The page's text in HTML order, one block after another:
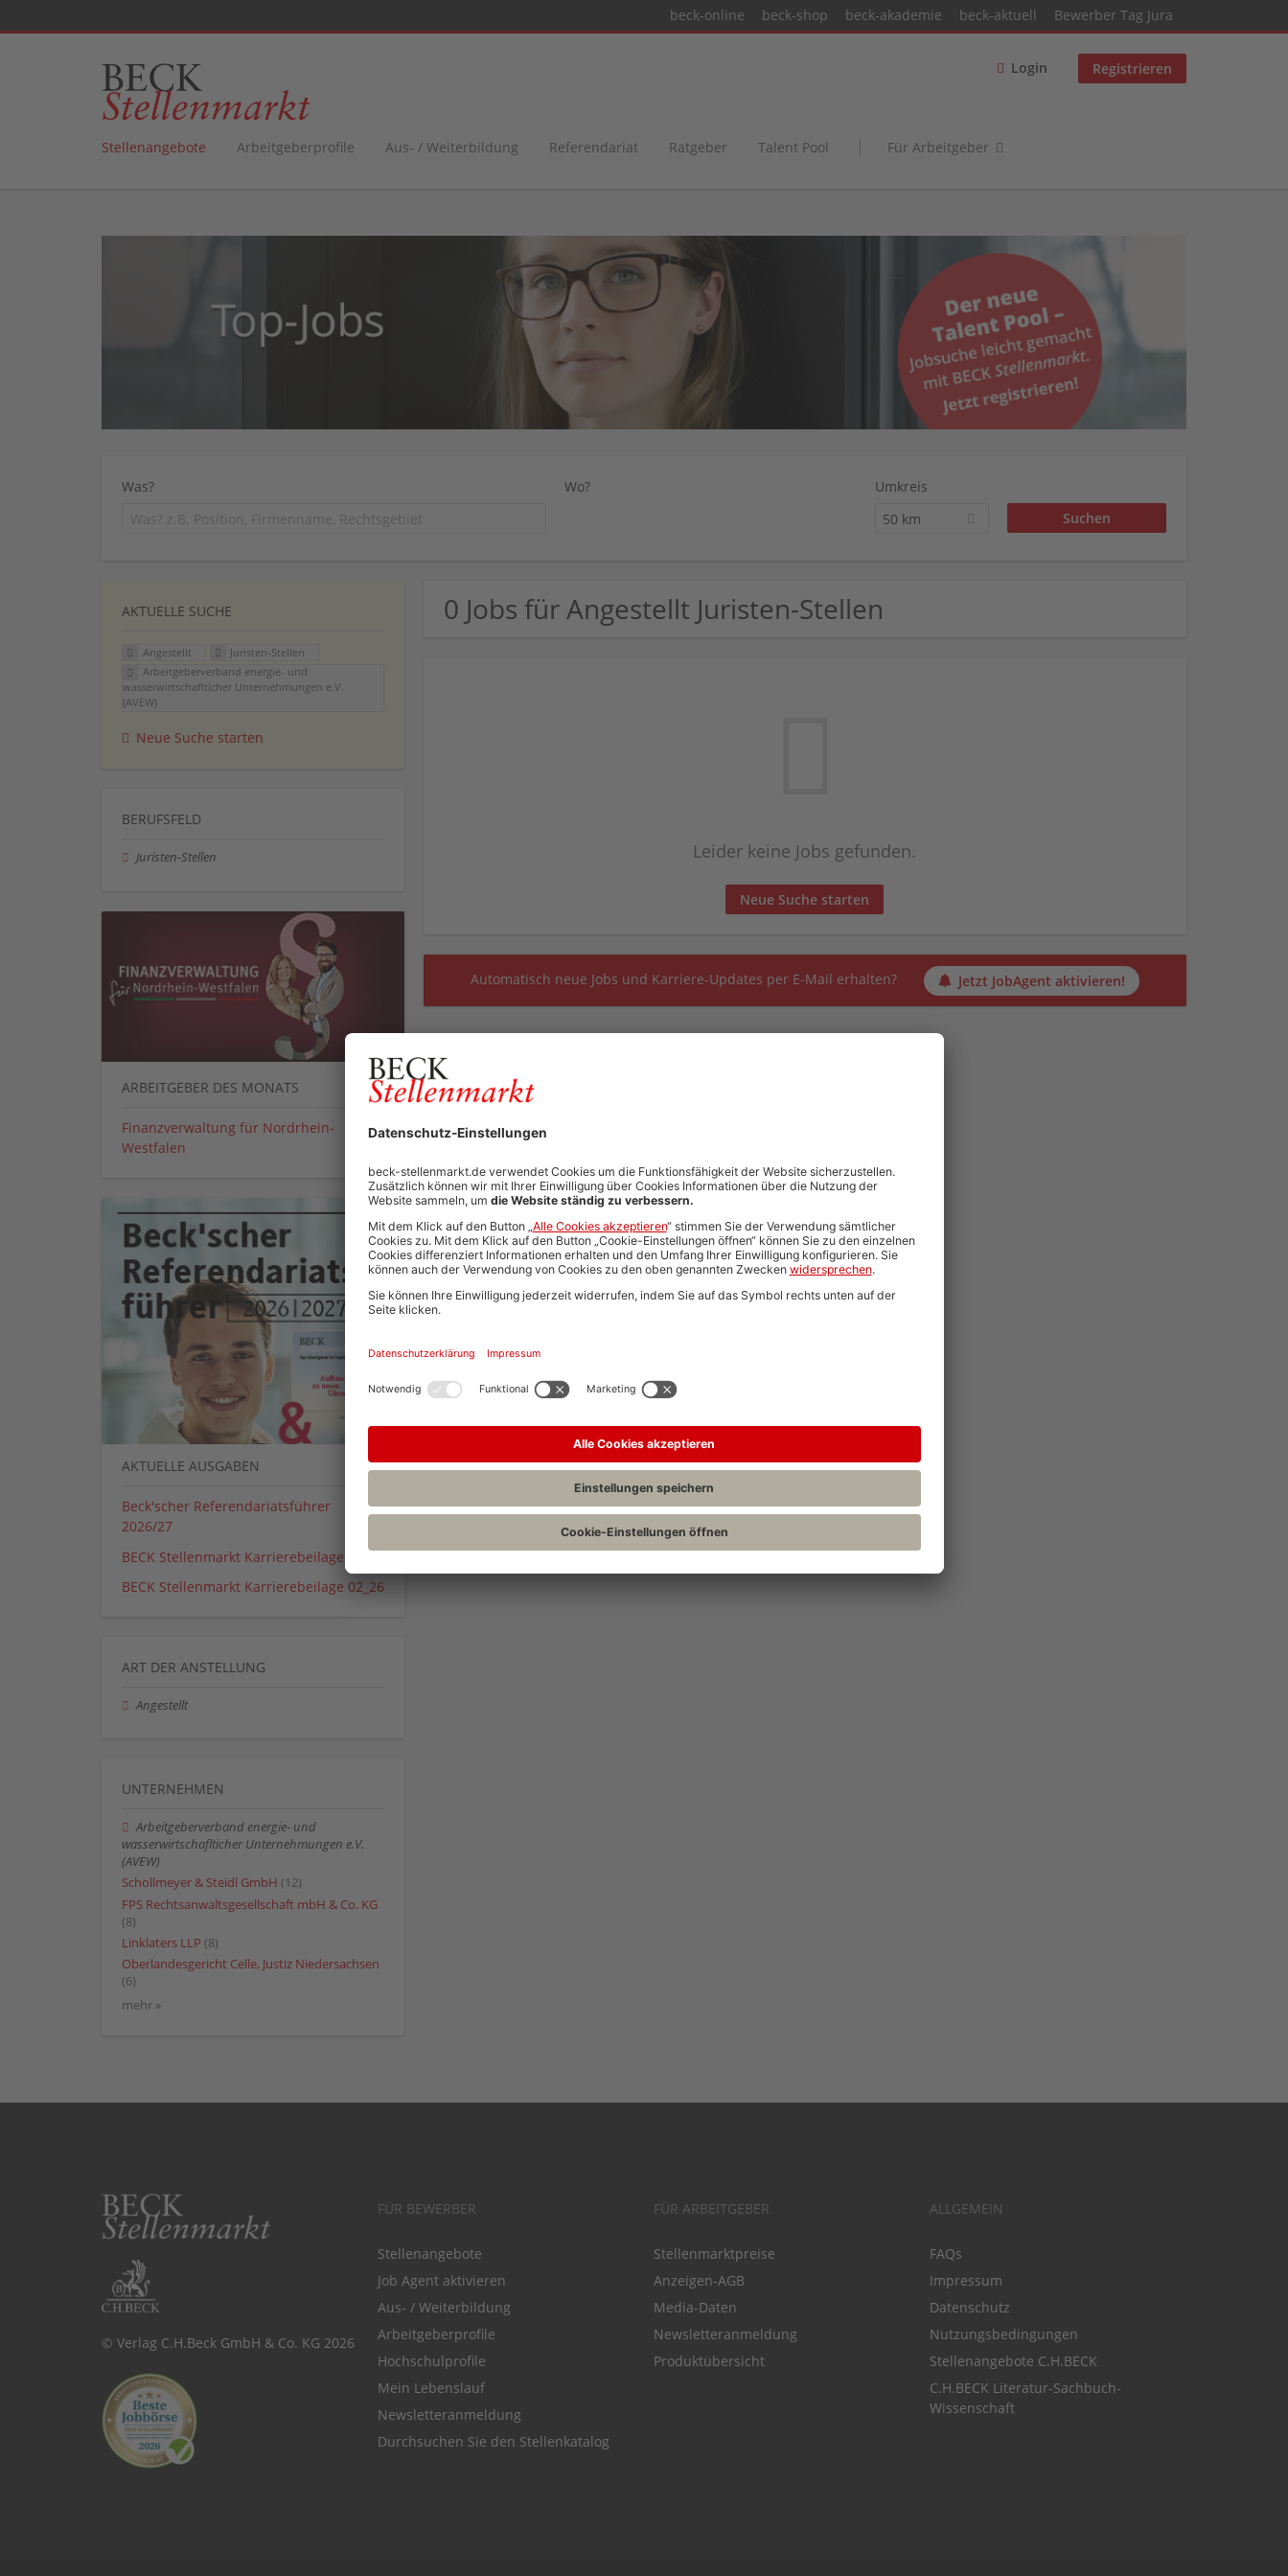
beck-online beck-shop beck-akademie beck-aktuell Bewerber Tag Jura
Login Registrieren
Stellenangebote Arbeitgeberprofile Aus- / Weiterbildung Referendariat Ratgeber Talent Pool Für Arbeitgeber
Was? Wo?
Umkreis
50 km
0 Jobs für Angestellt Juristen-Stellen
Leider keine Jobs gefunden.
Neue Suche starten
Automatisch neue Jobs und Karriere-Updates per E-Mail erhalten? Jetzt JobAgent aktivieren!
AKTUELLE SUCHE
Angestellt
Juristen-Stellen
Arbeitgeberverband energie- und
wasserwirtschaflticher Unternehmungen e.V.
(AVEW)
Neue Suche starten
BERUFSFELD
Juristen-Stellen
ARBEITGEBER DES MONATS
Finanzverwaltung für Nordrhein-
Westfalen
AKTUELLE AUSGABEN
Beck'scher Referendariatsführer
2026/27
BECK Stellenmarkt Karrierebeilage 01_26
BECK Stellenmarkt Karrierebeilage 02_26
ART DER ANSTELLUNG
Angestellt
UNTERNEHMEN
Arbeitgeberverband energie- und
wasserwirtschaflticher Unternehmungen e.V.
(AVEW)
Schollmeyer & Steidl GmbH (12)
FPS Rechtsanwaltsgesellschaft mbH & Co. KG
(8)
Linklaters LLP (8)
Oberlandesgericht Celle, Justiz Niedersachsen
(6)
mehr »
© Verlag C.H.Beck GmbH & Co. KG 2026
FÜR BEWERBER
Stellenangebote
Job Agent aktivieren
Aus- / Weiterbildung
Arbeitgeberprofile
Hochschulprofile
Mein Lebenslauf
Newsletteranmeldung
Durchsuchen Sie den Stellenkatalog
FÜR ARBEITGEBER
Stellenmarktpreise
Anzeigen-AGB
Media-Daten
Newsletteranmeldung
Produktübersicht
ALLGEMEIN
FAQs
Impressum
Datenschutz
Nutzungsbedingungen
Stellenangebote C.H.BECK
C.H.BECK Literatur-Sachbuch-
Wissenschaft